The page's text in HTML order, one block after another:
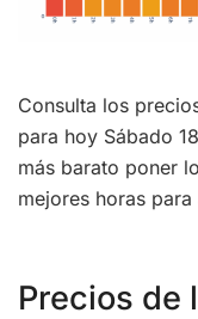
Consulta los
para hoy Sábado
más barato poner
mejores horas
Precios de